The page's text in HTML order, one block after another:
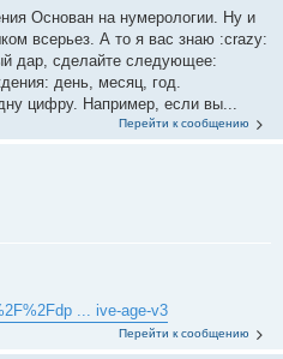
Основан на нумерологии. Ну и
всерьез. А то я вас знаю :crazy:
дар, сделайте следующее:
день, месяц, год.
цифру. Например, если вы...
Перейти к сообщению
... ive-age-v3
Перейти к сообщению